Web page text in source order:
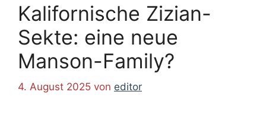
Kalifornische Zizian-
Sekte: eine neue
Manson-Family?
4. August 2025 von editor